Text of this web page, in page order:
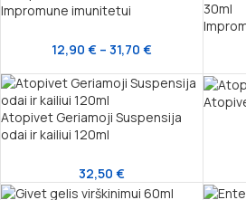
Impromune imunitetui
12,90 € – 31,70 €
Atopivet Geriamoji Suspensija
odai ir kailiui 120ml
32,50 €